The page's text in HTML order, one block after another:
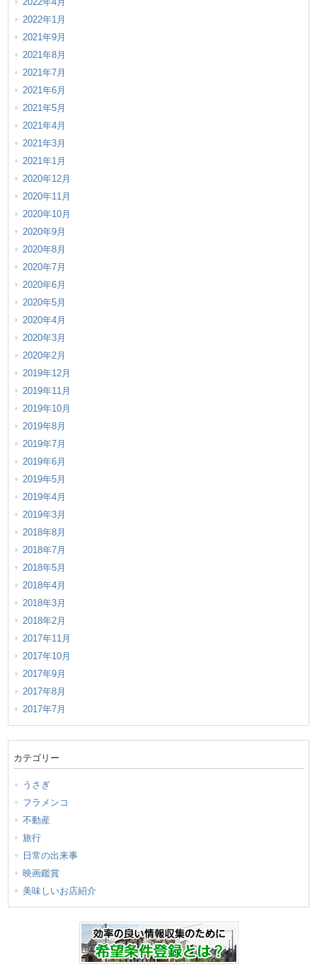
2022年1月
2021年9月
2021年8月
2021年7月
2021年6月
2021年5月
2021年4月
2021年3月
2021年1月
2020年12月
2020年11月
2020年10月
2020年9月
2020年8月
2020年7月
2020年6月
2020年5月
2020年4月
2020年3月
2020年2月
2019年12月
2019年11月
2019年10月
2019年8月
2019年7月
2019年6月
2019年5月
2019年4月
2019年3月
2018年8月
2018年7月
2018年5月
2018年4月
2018年3月
2018年2月
2017年11月
2017年10月
2017年9月
2017年8月
2017年7月
カテゴリー
うさぎ
フラメンコ
不動産
旅行
日常の出来事
映画鑑賞
美味しいお店紹介